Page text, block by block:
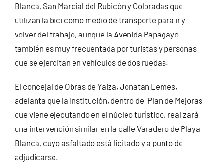
Blanca, San Marcial del Rubicón y Coloradas que
utilizan la bici como medio de transporte para ir y
volver del trabajo, aunque la Avenida Papagayo
también es muy frecuentada por turistas y personas
que se ejercitan en vehículos de dos ruedas.
El concejal de Obras de Yaiza, Jonatan Lemes,
adelanta que la Institución, dentro del Plan de Mejoras
que viene ejecutando en el núcleo turístico, realizará
una intervención similar en la calle Varadero de Playa
Blanca, cuyo asfaltado está licitado y a punto de
adjudicarse.